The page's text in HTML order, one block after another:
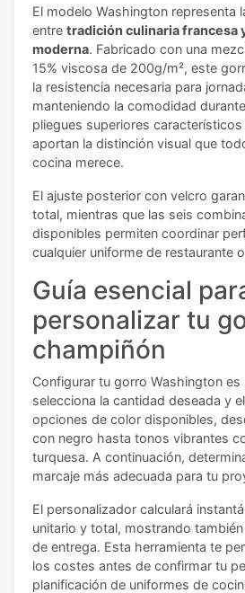
El modelo Washington representa
entre tradición culinaria francesa
moderna. Fabricado con una
15% viscosa de 200g/m², este
la resistencia necesaria para
manteniendo la comodidad
pliegues superiores
aportan la distinción visual que
cocina merece.
El ajuste posterior con velcro
total, mientras que las seis
disponibles permiten coordinar
cualquier uniforme de restaurante
Guía esencial
personalizar tu
champiñón
Configurar tu gorro Washington
selecciona la cantidad deseada y
opciones de color disponibles,
con negro hasta tonos vibrantes
turquesa. A continuación,
marcaje más adecuada para tu
El personalizador calculará
unitario y total, mostrando
de entrega. Esta herramienta te
los costes antes de confirmar tu
planificación de uniformes de